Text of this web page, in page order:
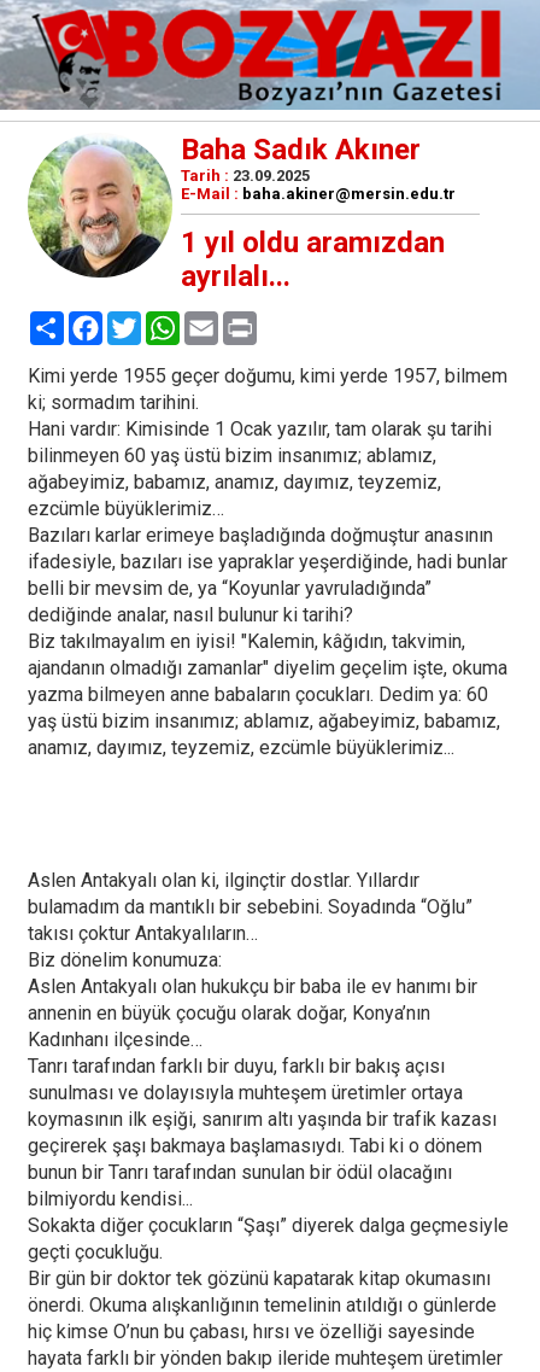
Baha Sadık Akıner
Tarih : 23.09.2025
E-Mail : baha.akiner@mersin.edu.tr
1 yıl oldu aramızdan
ayrılalı...
PaylaşFacebook
TwitterWhatsApp
EmailPrint
Kimi yerde 1955 geçer doğumu, kimi yerde 1957, bilmem
ki; sormadım tarihini.
Hani vardır: Kimisinde 1 Ocak yazılır, tam olarak şu tarihi
bilinmeyen 60 yaş üstü bizim insanımız; ablamız,
ağabeyimiz, babamız, anamız, dayımız, teyzemiz,
ezcümle büyüklerimiz…
Bazıları karlar erimeye başladığında doğmuştur anasının
ifadesiyle, bazıları ise yapraklar yeşerdiğinde, hadi bunlar
belli bir mevsim de, ya “Koyunlar yavruladığında”
dediğinde analar, nasıl bulunur ki tarihi?
Biz takılmayalım en iyisi! "Kalemin, kâğıdın, takvimin,
ajandanın olmadığı zamanlar" diyelim geçelim işte, okuma
yazma bilmeyen anne babaların çocukları. Dedim ya: 60
yaş üstü bizim insanımız; ablamız, ağabeyimiz, babamız,
anamız, dayımız, teyzemiz, ezcümle büyüklerimiz...
Aslen Antakyalı olan ki, ilginçtir dostlar. Yıllardır
bulamadım da mantıklı bir sebebini. Soyadında “Oğlu”
takısı çoktur Antakyalıların…
Biz dönelim konumuza:
Aslen Antakyalı olan hukukçu bir baba ile ev hanımı bir
annenin en büyük çocuğu olarak doğar, Konya’nın
Kadınhanı ilçesinde…
Tanrı tarafından farklı bir duyu, farklı bir bakış açısı
sunulması ve dolayısıyla muhteşem üretimler ortaya
koymasının ilk eşiği, sanırım altı yaşında bir trafik kazası
geçirerek şaşı bakmaya başlamasıydı. Tabi ki o dönem
bunun bir Tanrı tarafından sunulan bir ödül olacağını
bilmiyordu kendisi...
Sokakta diğer çocukların “Şaşı” diyerek dalga geçmesiyle
geçti çocukluğu.
Bir gün bir doktor tek gözünü kapatarak kitap okumasını
önerdi. Okuma alışkanlığının temelinin atıldığı o günlerde
hiç kimse O’nun bu çabası, hırsı ve özelliği sayesinde
hayata farklı bir yönden bakıp ileride muhteşem üretimler